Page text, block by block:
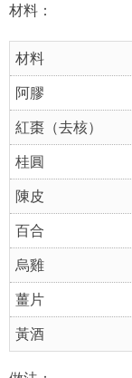
材料：
材料
阿膠
紅棗（去核）
桂圓
陳皮
百合
烏雞
薑片
黃酒